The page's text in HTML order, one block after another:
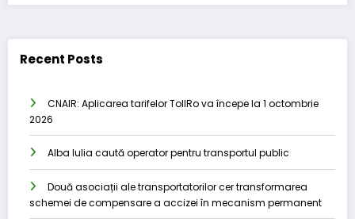
Recent Posts
CNAIR: Aplicarea tarifelor TollRo va începe la 1 octombrie
2026
Alba Iulia caută operator pentru transportul public
Două asociații ale transportatorilor cer transformarea
schemei de compensare a accizei în mecanism permanent